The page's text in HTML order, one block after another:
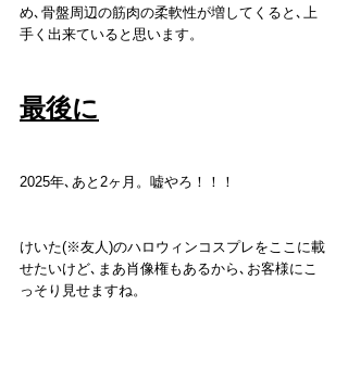
め､骨盤周辺の筋肉の柔軟性が増してくると､上
手く出来ていると思います。
最後に
2025年､あと2ヶ月。嘘やろ！！！
けいた(※友人)のハロウィンコスプレをここに載
せたいけど､まあ肖像権もあるから､お客様にこ
っそり見せますね。